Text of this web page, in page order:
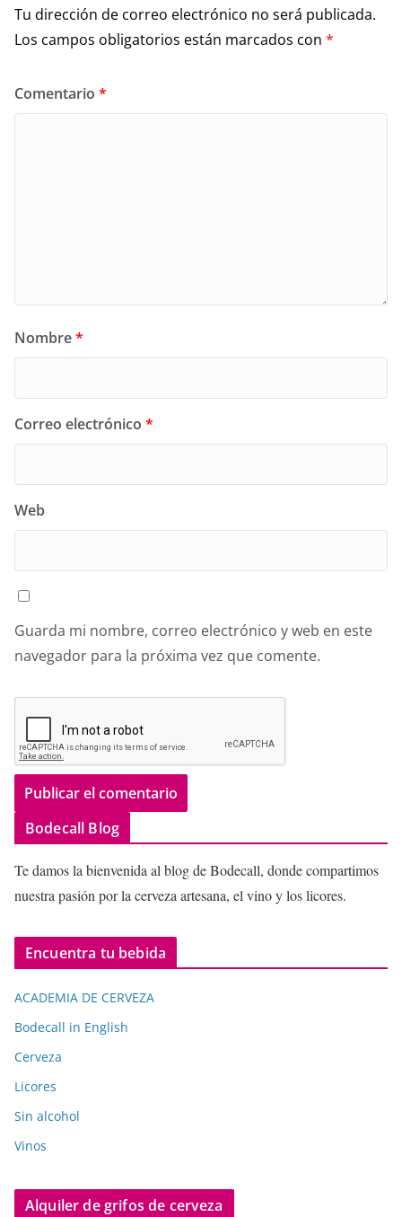
Tu dirección de correo electrónico no será publicada.
Los campos obligatorios están marcados con *
Comentario *
Nombre*
Correo electrónico *
Web
Guarda mi nombre, correo electrónico y web en este
navegador para la próxima vez que comente.
Bodecall Blog
Te damos la bienvenida al blog de Bodecall, donde compartimos
nuestra pasión por la cerveza artesana, el vino y los licores.
Encuentra tu bebida
ACADEMIA DE CERVEZA
Bodecall in English
Cerveza
Licores
Sin alcohol
Vinos
Alquiler de grifos de cerveza